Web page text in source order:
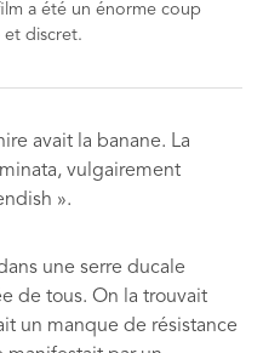
a été un énorme coup
discret.
avait la banane. La
vulgairement
».
une serre ducale
de tous. On la trouvait
un manque de résistance